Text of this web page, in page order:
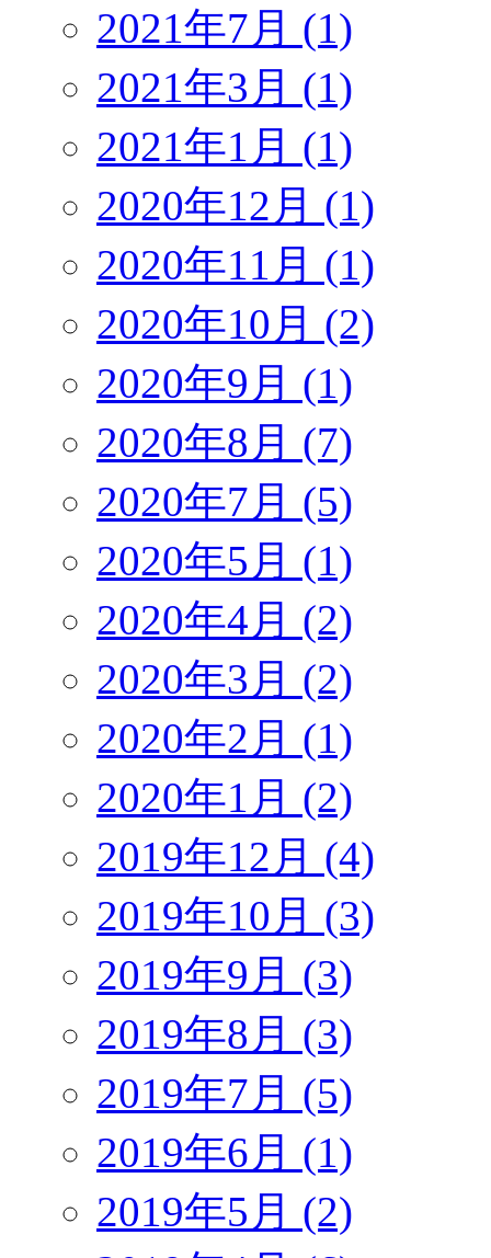
2021年7月 (1)
2021年3月 (1)
2021年1月 (1)
2020年12月 (1)
2020年11月 (1)
2020年10月 (2)
2020年9月 (1)
2020年8月 (7)
2020年7月 (5)
2020年5月 (1)
2020年4月 (2)
2020年3月 (2)
2020年2月 (1)
2020年1月 (2)
2019年12月 (4)
2019年10月 (3)
2019年9月 (3)
2019年8月 (3)
2019年7月 (5)
2019年6月 (1)
2019年5月 (2)